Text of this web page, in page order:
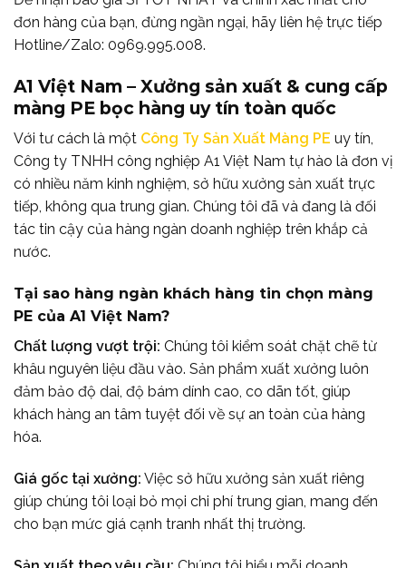
đơn hàng của bạn, đừng ngần ngại, hãy liên hệ trực tiếp
Hotline/Zalo: 0969.995.008.
A1 Việt Nam – Xưởng sản xuất & cung cấp
màng PE bọc hàng uy tín toàn quốc
Với tư cách là một Công Ty Sản Xuất Màng PE uy tín,
Công ty TNHH công nghiệp A1 Việt Nam tự hào là đơn vị
có nhiều năm kinh nghiệm, sở hữu xưởng sản xuất trực
tiếp, không qua trung gian. Chúng tôi đã và đang là đối
tác tin cậy của hàng ngàn doanh nghiệp trên khắp cả
nước.
Tại sao hàng ngàn khách hàng tin chọn màng
PE của A1 Việt Nam?
Chất lượng vượt trội: Chúng tôi kiểm soát chặt chẽ từ
khâu nguyên liệu đầu vào. Sản phẩm xuất xưởng luôn
đảm bảo độ dai, độ bám dính cao, co dãn tốt, giúp
khách hàng an tâm tuyệt đối về sự an toàn của hàng
hóa.
Giá gốc tại xưởng: Việc sở hữu xưởng sản xuất riêng
giúp chúng tôi loại bỏ mọi chi phí trung gian, mang đến
cho bạn mức giá cạnh tranh nhất thị trường.